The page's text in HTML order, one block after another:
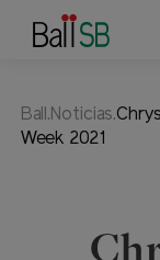
Ball.Noticias.
Week 2021